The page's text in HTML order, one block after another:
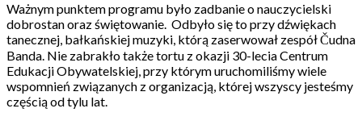
Ważnym punktem programu było zadbanie o nauczycielski
dobrostan oraz świętowanie. Odbyło się to przy dźwiękach
tanecznej, bałkańskiej muzyki, którą zaserwował zespół Čudna
Banda. Nie zabrakło także tortu z okazji 30-lecia Centrum
Edukacji Obywatelskiej, przy którym uruchomiliśmy wiele
wspomnień związanych z organizacją, której wszyscy jesteśmy
częścią od tylu lat.